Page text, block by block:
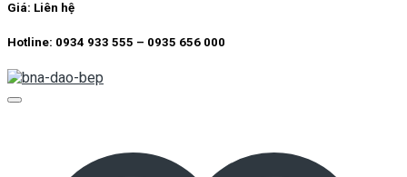
Giá: Liên hệ
Hotline: 0934 933 555 – 0935 656 000